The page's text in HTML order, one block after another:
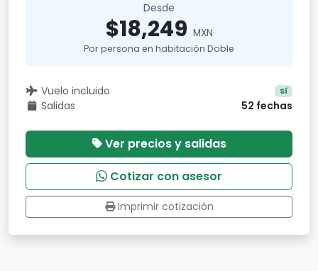
Desde
$18,249 MXN
Por persona en habitación Doble
Vuelo incluido Sí
Salidas 52 fechas
Ver precios y salidas
Cotizar con asesor
Imprimir cotización